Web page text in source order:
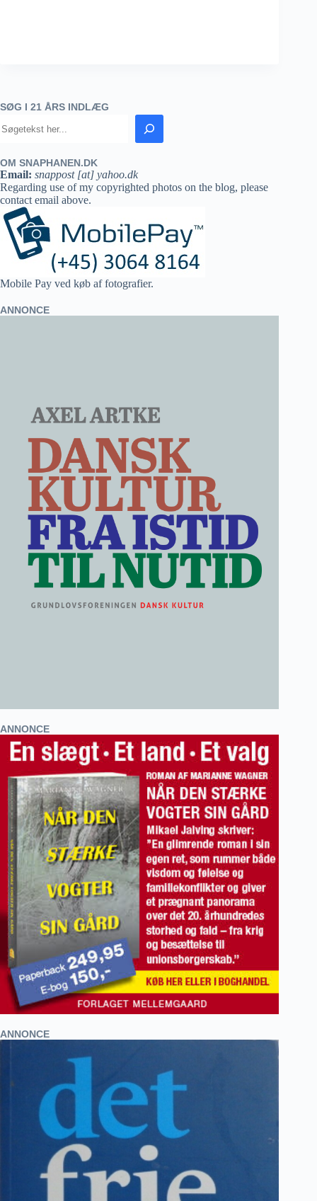
SØG I 21 ÅRS INDLÆG
OM SNAPHANEN.DK
Email: snappost [at] yahoo.dk
Regarding use of my copyrighted photos on the blog, please
contact email above.
Mobile Pay ved køb af fotografier.
ANNONCE
ANNONCE
ANNONCE